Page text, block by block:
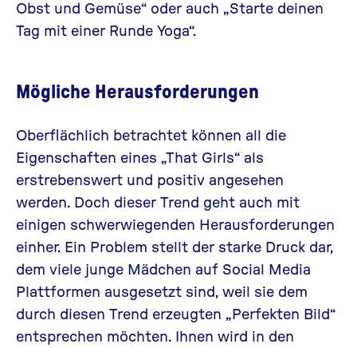
Obst und Gemüse“ oder auch „Starte deinen
Tag mit einer Runde Yoga“.
Mögliche Herausforderungen
Oberflächlich betrachtet können all die
Eigenschaften eines „That Girls“ als
erstrebenswert und positiv angesehen
werden. Doch dieser Trend geht auch mit
einigen schwerwiegenden Herausforderungen
einher. Ein Problem stellt der starke Druck dar,
dem viele junge Mädchen auf Social Media
Plattformen ausgesetzt sind, weil sie dem
durch diesen Trend erzeugten „Perfekten Bild“
entsprechen möchten. Ihnen wird in den